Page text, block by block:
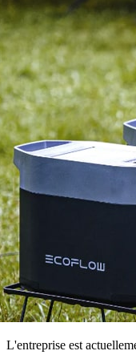
L'entreprise est